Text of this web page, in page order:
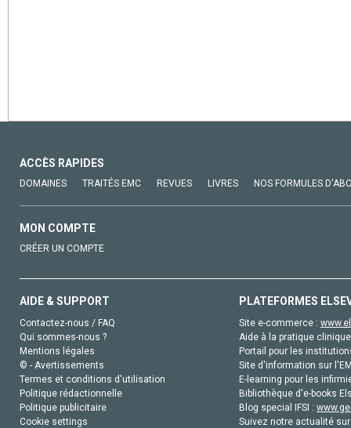
ACCÈS RAPIDES
DOMAINES TRAITÉS EMC REVUES LIVRES NOS FORMULES
MON COMPTE
CRÉER UN COMPTE
AIDE & SUPPORT
Contactez-nous / FAQ
Qui sommes-nous ?
Mentions légales
© - Avertissements
Termes et conditions d'utilisation
Politique rédactionnelle
Politique publicitaire
Cookie settings
PLATEFORMES
Site e-commerce :
Aide à la pratique
Portail pour les
Site d'information sur
E-learning pour les
Bibliothèque d'e-books
Blog special IFSI :
Suivez notre actualité